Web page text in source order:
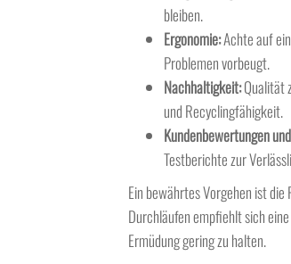
bleiben.
Ergonomie:Achte auf
Problemen vorbeugt.
Nachhaltigkeit:Qualität
und Recyclingfähigkeit.
Kundenbewertungen
Testberichte zur
Ein bewährtes Vorgehen ist
Durchläufen empfiehlt sich
Ermüdung gering zu halten.